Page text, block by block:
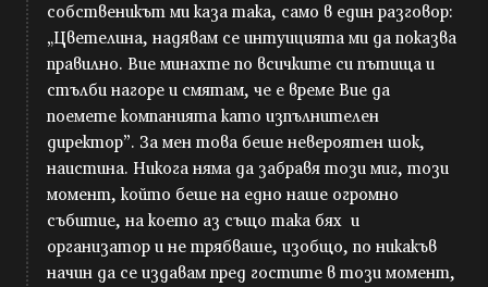
собственикът ми каза така, само в един разговор:
„Цветелина, надявам се интуицията ми да показва
правилно. Вие минахте по всичките си пътища и
стълби нагоре и смятам, че е време Вие да
поемете компанията като изпълнителен
директор”. За мен това беше невероятен шок,
наистина. Никога няма да забравя този миг, този
момент, който беше на едно наше огромно
събитие, на което аз също така бях и
организатор и не трябваше, изобщо, по никакъв
начин да се издавам пред гостите в този момент,